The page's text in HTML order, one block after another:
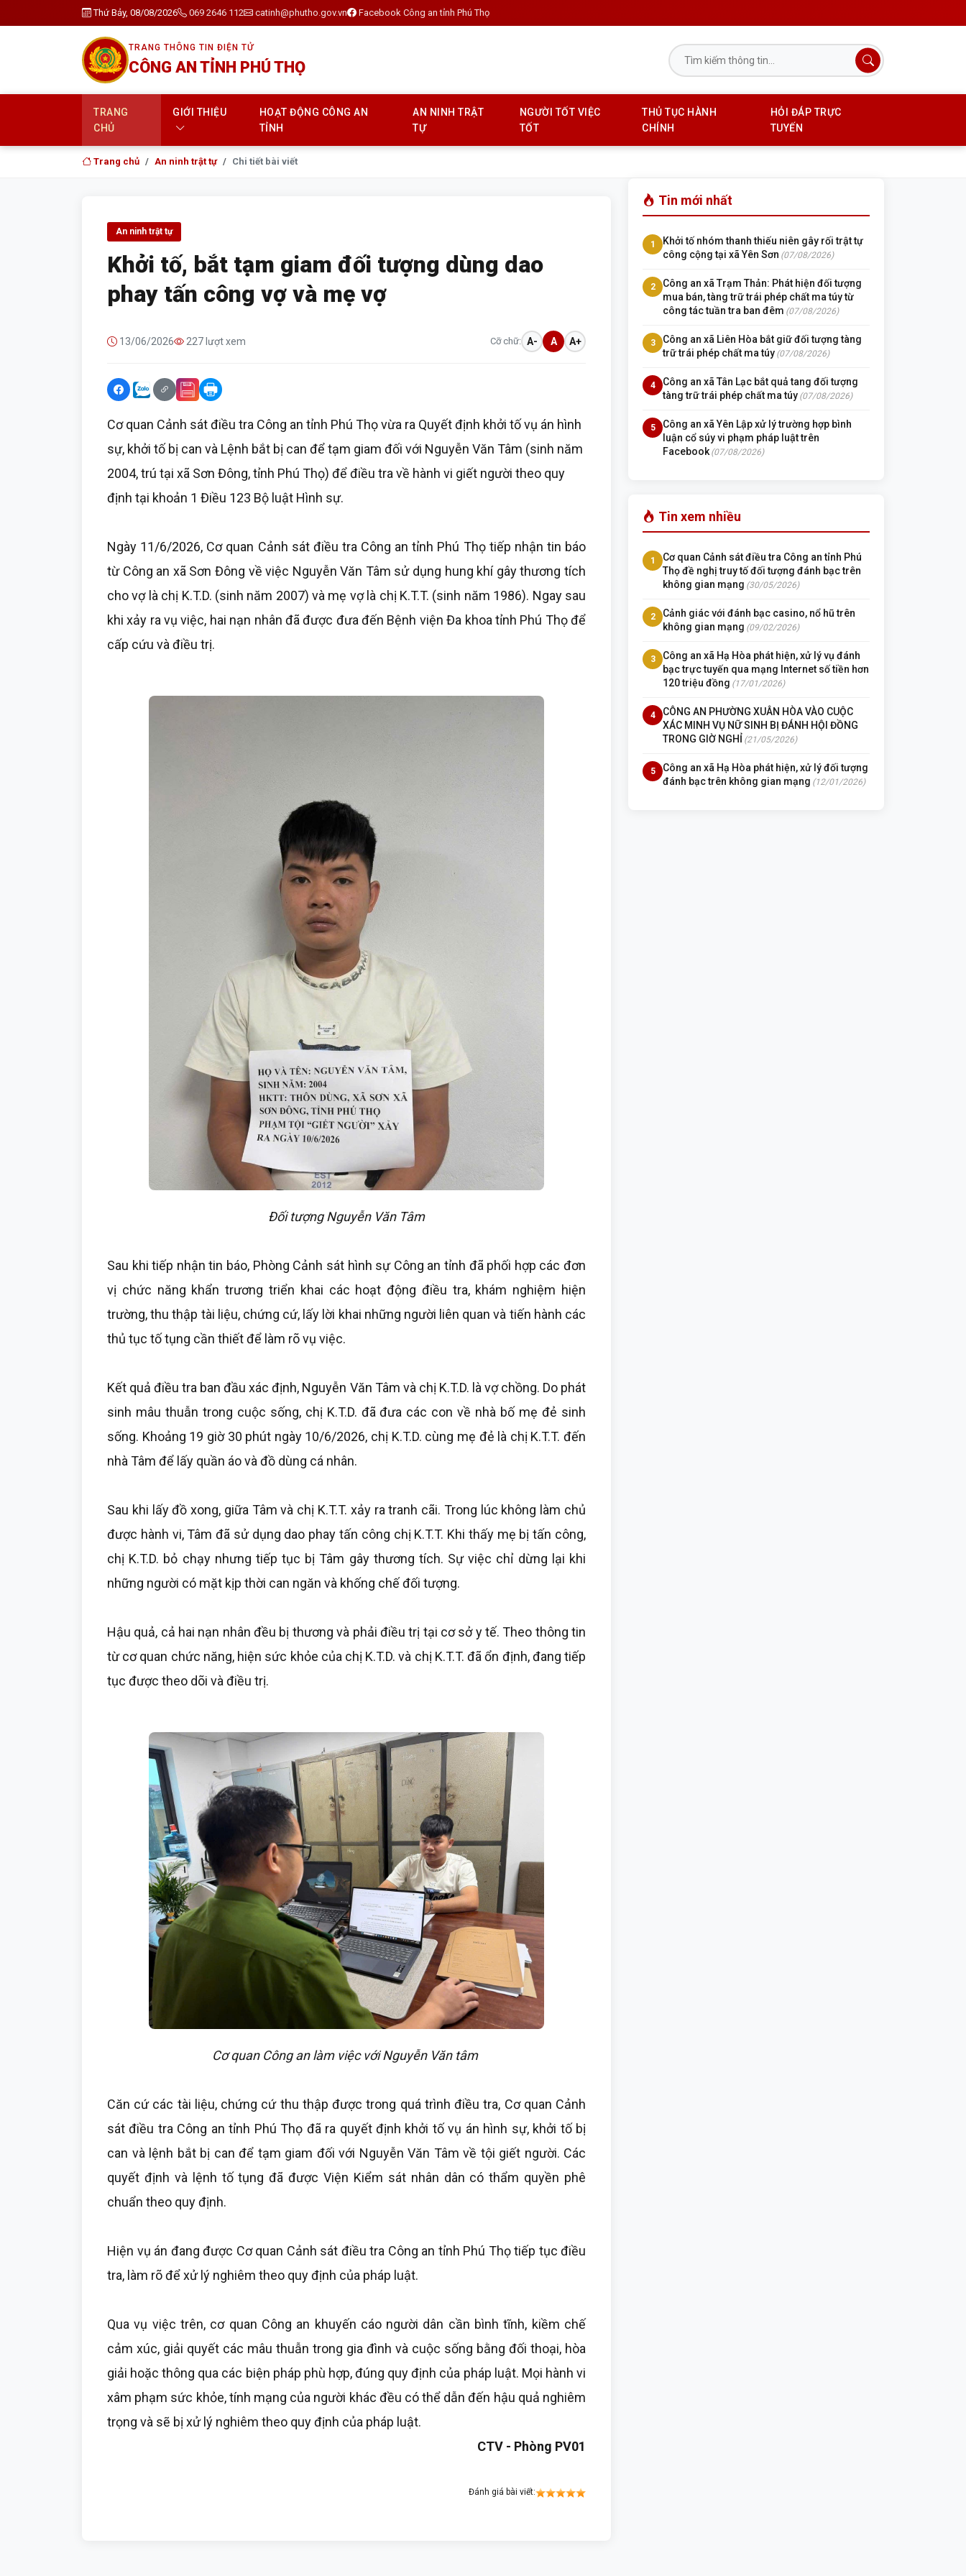
Thứ Bảy, 08/08/2026 069 2646 112 catinh@phutho.gov.vn Facebook Công an tỉnh Phú Thọ
TRANG THÔNG TIN ĐIỆN TỬ
CÔNG AN TỈNH PHÚ THỌ
TRANG
CHỦ
GIỚI THIỆU
HOẠT ĐỘNG CÔNG AN
TỈNH
AN NINH TRẬT
TỰ
NGƯỜI TỐT VIỆC
TỐT
THỦ TỤC HÀNH
CHÍNH
HỎI ĐÁP TRỰC
TUYẾN
Trang chủ An ninh trật tự Chi tiết bài viết
An ninh trật tự
Khởi tố, bắt tạm giam đối tượng dùng dao
phay tấn công vợ và mẹ vợ
13/06/2026 227 lượt xem Cỡ chữ: A- A A+
Cơ quan Cảnh sát điều tra Công an tỉnh Phú Thọ vừa ra Quyết định khởi tố vụ án hình
sự, khởi tố bị can và Lệnh bắt bị can để tạm giam đối với Nguyễn Văn Tâm (sinh năm
2004, trú tại xã Sơn Đông, tỉnh Phú Thọ) để điều tra về hành vi giết người theo quy
định tại khoản 1 Điều 123 Bộ luật Hình sự.
Ngày 11/6/2026, Cơ quan Cảnh sát điều tra Công an tỉnh Phú Thọ tiếp nhận tin báo
từ Công an xã Sơn Đông về việc Nguyễn Văn Tâm sử dụng hung khí gây thương tích
cho vợ là chị K.T.D. (sinh năm 2007) và mẹ vợ là chị K.T.T. (sinh năm 1986). Ngay sau
khi xảy ra vụ việc, hai nạn nhân đã được đưa đến Bệnh viện Đa khoa tỉnh Phú Thọ để
cấp cứu và điều trị.
Đối tượng Nguyễn Văn Tâm
Sau khi tiếp nhận tin báo, Phòng Cảnh sát hình sự Công an tỉnh đã phối hợp các đơn
vị chức năng khẩn trương triển khai các hoạt động điều tra, khám nghiệm hiện
trường, thu thập tài liệu, chứng cứ, lấy lời khai những người liên quan và tiến hành các
thủ tục tố tụng cần thiết để làm rõ vụ việc.
Kết quả điều tra ban đầu xác định, Nguyễn Văn Tâm và chị K.T.D. là vợ chồng. Do phát
sinh mâu thuẫn trong cuộc sống, chị K.T.D. đã đưa các con về nhà bố mẹ đẻ sinh
sống. Khoảng 19 giờ 30 phút ngày 10/6/2026, chị K.T.D. cùng mẹ đẻ là chị K.T.T. đến
nhà Tâm để lấy quần áo và đồ dùng cá nhân.
Sau khi lấy đồ xong, giữa Tâm và chị K.T.T. xảy ra tranh cãi. Trong lúc không làm chủ
được hành vi, Tâm đã sử dụng dao phay tấn công chị K.T.T. Khi thấy mẹ bị tấn công,
chị K.T.D. bỏ chạy nhưng tiếp tục bị Tâm gây thương tích. Sự việc chỉ dừng lại khi
những người có mặt kịp thời can ngăn và khống chế đối tượng.
Hậu quả, cả hai nạn nhân đều bị thương và phải điều trị tại cơ sở y tế. Theo thông tin
từ cơ quan chức năng, hiện sức khỏe của chị K.T.D. và chị K.T.T. đã ổn định, đang tiếp
tục được theo dõi và điều trị.
Cơ quan Công an làm việc với Nguyễn Văn tâm
Căn cứ các tài liệu, chứng cứ thu thập được trong quá trình điều tra, Cơ quan Cảnh
sát điều tra Công an tỉnh Phú Thọ đã ra quyết định khởi tố vụ án hình sự, khởi tố bị
can và lệnh bắt bị can để tạm giam đối với Nguyễn Văn Tâm về tội giết người. Các
quyết định và lệnh tố tụng đã được Viện Kiểm sát nhân dân có thẩm quyền phê
chuẩn theo quy định.
Hiện vụ án đang được Cơ quan Cảnh sát điều tra Công an tỉnh Phú Thọ tiếp tục điều
tra, làm rõ để xử lý nghiêm theo quy định của pháp luật.
Qua vụ việc trên, cơ quan Công an khuyến cáo người dân cần bình tĩnh, kiềm chế
cảm xúc, giải quyết các mâu thuẫn trong gia đình và cuộc sống bằng đối thoại, hòa
giải hoặc thông qua các biện pháp phù hợp, đúng quy định của pháp luật. Mọi hành vi
xâm phạm sức khỏe, tính mạng của người khác đều có thể dẫn đến hậu quả nghiêm
trọng và sẽ bị xử lý nghiêm theo quy định của pháp luật.
CTV - Phòng PV01
Đánh giá bài viết:
Tin mới nhất
1
Khởi tố nhóm thanh thiếu niên gây rối trật tự
công cộng tại xã Yên Sơn (07/08/2026)
2
Công an xã Trạm Thản: Phát hiện đối tượng
mua bán, tàng trữ trái phép chất ma túy từ
công tác tuần tra ban đêm (07/08/2026)
3
Công an xã Liên Hòa bắt giữ đối tượng tàng
trữ trái phép chất ma túy (07/08/2026)
4
Công an xã Tân Lạc bắt quả tang đối tượng
tàng trữ trái phép chất ma túy (07/08/2026)
5
Công an xã Yên Lập xử lý trường hợp bình
luận cổ súy vi phạm pháp luật trên
Facebook (07/08/2026)
Tin xem nhiều
1
Cơ quan Cảnh sát điều tra Công an tỉnh Phú
Thọ đề nghị truy tố đối tượng đánh bạc trên
không gian mạng (30/05/2026)
2
Cảnh giác với đánh bạc casino, nổ hũ trên
không gian mạng (09/02/2026)
3
Công an xã Hạ Hòa phát hiện, xử lý vụ đánh
bạc trực tuyến qua mạng Internet số tiền hơn
120 triệu đồng (17/01/2026)
4
CÔNG AN PHƯỜNG XUÂN HÒA VÀO CUỘC
XÁC MINH VỤ NỮ SINH BỊ ĐÁNH HỘI ĐỒNG
TRONG GIỜ NGHỈ (21/05/2026)
5
Công an xã Hạ Hòa phát hiện, xử lý đối tượng
đánh bạc trên không gian mạng (12/01/2026)